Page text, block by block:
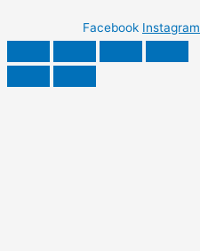
Facebook Instagram